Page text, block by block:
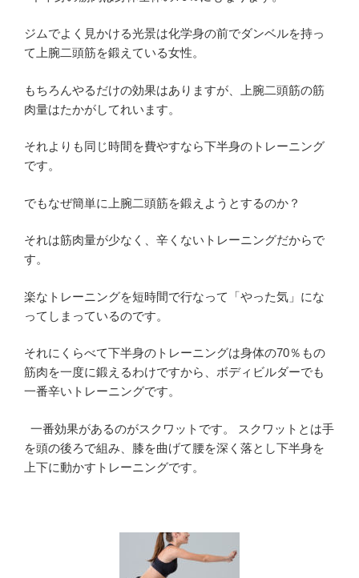
ジムでよく見かける光景は化学身の前でダンベルを持っ
て上腕二頭筋を鍛えている女性。
もちろんやるだけの効果はありますが、上腕二頭筋の筋
肉量はたかがしてれいます。
それよりも同じ時間を費やすなら下半身のトレーニング
です。
でもなぜ簡単に上腕二頭筋を鍛えようとするのか？
それは筋肉量が少なく、辛くないトレーニングだからで
す。
楽なトレーニングを短時間で行なって「やった気」にな
ってしまっているのです。
それにくらべて下半身のトレーニングは身体の70％もの
筋肉を一度に鍛えるわけですから、ボディビルダーでも
一番辛いトレーニングです。
一番効果があるのがスクワットです。 スクワットとは手
を頭の後ろで組み、膝を曲げて腰を深く落とし下半身を
上下に動かすトレーニングです。